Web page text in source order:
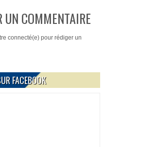
UN COMMENTAIRE
connecté(e) pour rédiger un
FACEBOOK